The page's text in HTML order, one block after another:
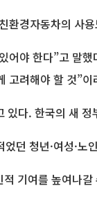
경자동차의 사
어야 한다”고 말했
려해야 할 것”이
다. 한국의 새 정
던 청년·여성·노
기여를 높여나